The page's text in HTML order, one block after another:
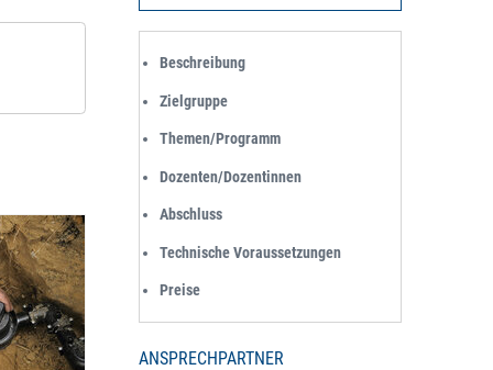
Beschreibung
Zielgruppe
Themen/Programm
Dozenten/Dozentinnen
Abschluss
Technische Voraussetzungen
Preise
ANSPRECHPARTNER